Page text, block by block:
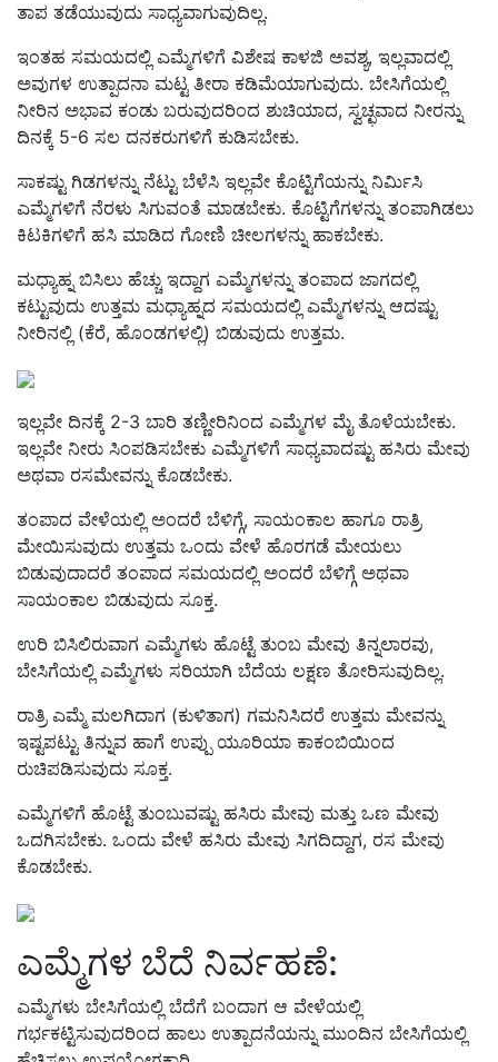
ತಾಪ ತಡೆಯುವುದು ಸಾಧ್ಯವಾಗುವುದಿಲ್ಲ.
ಇಂತಹ ಸಮಯದಲ್ಲಿ ಎಮ್ಮೆಗಳಿಗೆ ವಿಶೇಷ ಕಾಳಜಿ ಅವಶ್ಯ, ಇಲ್ಲವಾದಲ್ಲಿ
ಅವುಗಳ ಉತ್ಪಾದನಾ ಮಟ್ಟ ತೀರಾ ಕಡಿಮೆಯಾಗುವುದು. ಬೇಸಿಗೆಯಲ್ಲಿ
ನೀರಿನ ಅಭಾವ ಕಂಡು ಬರುವುದರಿಂದ ಶುಚಿಯಾದ, ಸ್ವಚ್ಛವಾದ ನೀರನ್ನು
ದಿನಕ್ಕೆ 5-6 ಸಲ ದನಕರುಗಳಿಗೆ ಕುಡಿಸಬೇಕು.
ಸಾಕಷ್ಟು ಗಿಡಗಳನ್ನು ನೆಟ್ಟು ಬೆಳೆಸಿ ಇಲ್ಲವೇ ಕೊಟ್ಟಿಗೆಯನ್ನು ನಿರ್ಮಿಸಿ
ಎಮ್ಮೆಗಳಿಗೆ ನೆರಳು ಸಿಗುವಂತೆ ಮಾಡಬೇಕು. ಕೊಟ್ಟಿಗೆಗಳನ್ನು ತಂಪಾಗಿಡಲು
ಕಿಟಕಿಗಳಿಗೆ ಹಸಿ ಮಾಡಿದ ಗೋಣಿ ಚೀಲಗಳನ್ನು ಹಾಕಬೇಕು.
ಮಧ್ಯಾಹ್ನ ಬಿಸಿಲು ಹೆಚ್ಚು ಇದ್ದಾಗ ಎಮ್ಮೆಗಳನ್ನು ತಂಪಾದ ಜಾಗದಲ್ಲಿ
ಕಟ್ಟುವುದು ಉತ್ತಮ ಮಧ್ಯಾಹ್ನದ ಸಮಯದಲ್ಲಿ ಎಮ್ಮೆಗಳನ್ನು ಆದಷ್ಟು
ನೀರಿನಲ್ಲಿ (ಕೆರೆ, ಹೊಂಡಗಳಲ್ಲಿ) ಬಿಡುವುದು ಉತ್ತಮ.
ಇಲ್ಲವೇ ದಿನಕ್ಕೆ 2-3 ಬಾರಿ ತಣ್ಣೀರಿನಿಂದ ಎಮ್ಮೆಗಳ ಮೈ ತೊಳೆಯಬೇಕು.
ಇಲ್ಲವೇ ನೀರು ಸಿಂಪಡಿಸಬೇಕು ಎಮ್ಮೆಗಳಿಗೆ ಸಾಧ್ಯವಾದಷ್ಟು ಹಸಿರು ಮೇವು
ಅಥವಾ ರಸಮೇವನ್ನು ಕೊಡಬೇಕು.
ತಂಪಾದ ವೇಳೆಯಲ್ಲಿ ಅಂದರೆ ಬೆಳಿಗ್ಗೆ, ಸಾಯಂಕಾಲ ಹಾಗೂ ರಾತ್ರಿ
ಮೇಯಿಸುವುದು ಉತ್ತಮ ಒಂದು ವೇಳೆ ಹೊರಗಡೆ ಮೇಯಲು
ಬಿಡುವುದಾದರೆ ತಂಪಾದ ಸಮಯದಲ್ಲಿ ಅಂದರೆ ಬೆಳಿಗ್ಗೆ ಅಥವಾ
ಸಾಯಂಕಾಲ ಬಿಡುವುದು ಸೂಕ್ತ.
ಉರಿ ಬಿಸಿಲಿರುವಾಗ ಎಮ್ಮೆಗಳು ಹೊಟ್ಟೆ ತುಂಬ ಮೇವು ತಿನ್ನಲಾರವು,
ಬೇಸಿಗೆಯಲ್ಲಿ ಎಮ್ಮೆಗಳು ಸರಿಯಾಗಿ ಬೆದೆಯ ಲಕ್ಷಣ ತೋರಿಸುವುದಿಲ್ಲ.
ರಾತ್ರಿ ಎಮ್ಮೆ ಮಲಗಿದಾಗ (ಕುಳಿತಾಗ) ಗಮನಿಸಿದರೆ ಉತ್ತಮ ಮೇವನ್ನು
ಇಷ್ಟಪಟ್ಟು ತಿನ್ನುವ ಹಾಗೆ ಉಪ್ಪು ಯೂರಿಯಾ ಕಾಕಂಬಿಯಿಂದ
ರುಚಿಪಡಿಸುವುದು ಸೂಕ್ತ.
ಎಮ್ಮೆಗಳಿಗೆ ಹೊಟ್ಟೆ ತುಂಬುವಷ್ಟು ಹಸಿರು ಮೇವು ಮತ್ತು ಒಣ ಮೇವು
ಒದಗಿಸಬೇಕು. ಒಂದು ವೇಳೆ ಹಸಿರು ಮೇವು ಸಿಗದಿದ್ದಾಗ, ರಸ ಮೇವು
ಕೊಡಬೇಕು.
ಎಮ್ಮೆಗಳ ಬೆದೆ ನಿರ್ವಹಣೆ:
ಎಮ್ಮೆಗಳು ಬೇಸಿಗೆಯಲ್ಲಿ ಬೆದೆಗೆ ಬಂದಾಗ ಆ ವೇಳೆಯಲ್ಲಿ
ಗರ್ಭಕಟ್ಟಿಸುವುದರಿಂದ ಹಾಲು ಉತ್ಪಾದನೆಯನ್ನು ಮುಂದಿನ ಬೇಸಿಗೆಯಲ್ಲಿ